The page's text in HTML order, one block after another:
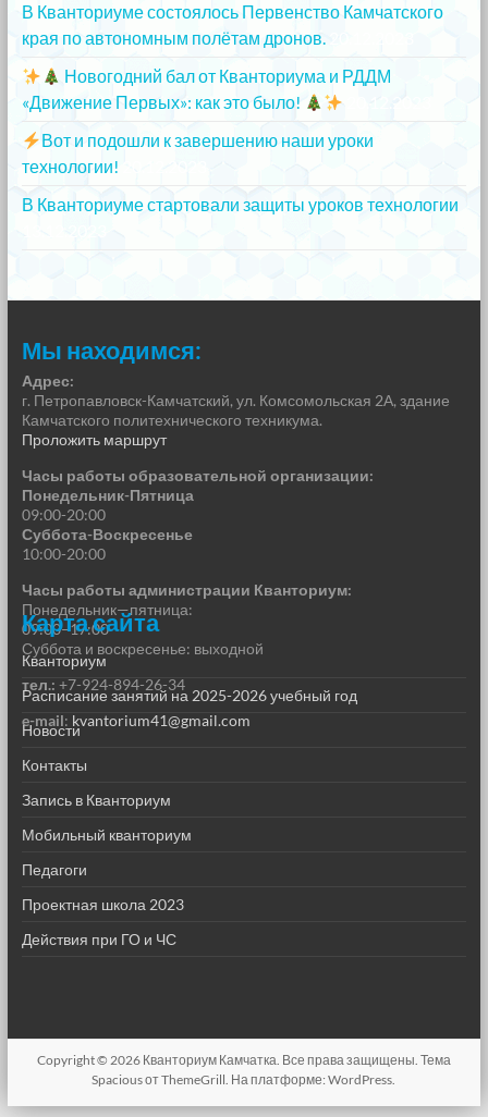
В Кванториуме состоялось Первенство Камчатского
края по автономным полётам дронов.
Новогодний бал от Кванториума и РДДМ
«Движение Первых»: как это было!
Вот и подошли к завершению наши уроки
технологии!
В Кванториуме стартовали защиты уроков технологии
Мы находимся:
Адрес:
г. Петропавловск-Камчатский, ул. Комсомольская 2А, здание
Камчатского политехнического техникума.
Проложить маршрут
Часы работы образовательной организации:
Понедельник-Пятница
09:00-20:00
Суббота-Воскресенье
10:00-20:00
Часы работы администрации Кванториум:
Понедельник—пятница:
09:00–17:00
Суббота и воскресенье: выходной
тел.: +7-924-894-26-34
e-mail: kvantorium41@gmail.com
Карта сайта
Кванториум
Расписание занятий на 2025-2026 учебный год
Новости
Контакты
Запись в Кванториум
Мобильный кванториум
Педагоги
Проектная школа 2023
Действия при ГО и ЧС
Copyright © 2026 Кванториум Камчатка. Все права защищены. Тема
Spaciousот ThemeGrill. На платформе:WordPress.